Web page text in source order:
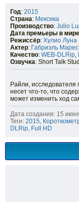
Год: 2015
Страна: Мексика
Производство: Julio
Дата премьеры в мире
Режиссёр: Хулио Луна
Актер: Габриэль Марес
Качество: WEB-DLRip,
Озвучка: Short Talk
Райли, исследователя
несет что-то, что
может изменить ход
Дата создания: 15
Теги: 2015,
DLRip, Full HD